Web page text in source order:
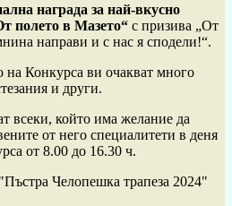
награда за най-вкусно
полето в Мазето“ с призива „От
направи и с нас я сподели!“.
Конкурса ви очакват много
и други.
всеки, който има желание да
от него специалитети в деня
от 8.00 до 16.30 ч.